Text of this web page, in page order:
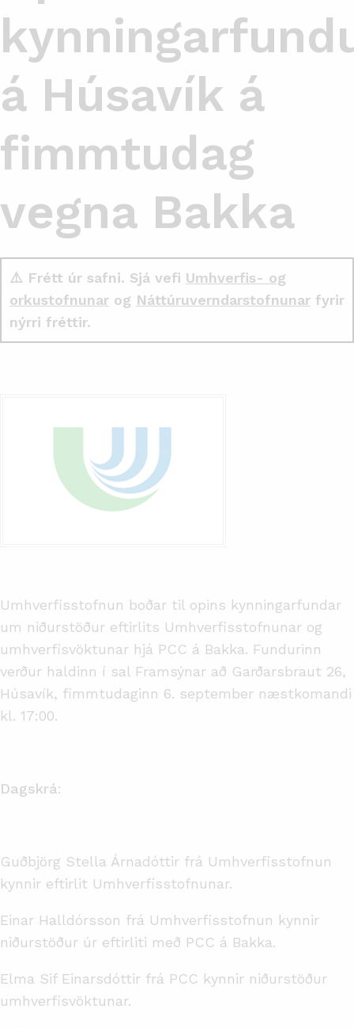
á Húsavík á
fimmtudag
vegna Bakka
⚠️ Frétt úr safni. Sjá vefi Umhverfis- og
orkustofnunar og Náttúruverndarstofnunar fyrir
nýrri fréttir.
Umhverfisstofnun boðar til opins kynningarfundar
um niðurstöður eftirlits Umhverfisstofnunar og
umhverfisvöktunar hjá PCC á Bakka. Fundurinn
verður haldinn í sal Framsýnar að Garðarsbraut 26,
Húsavík, fimmtudaginn 6. september næstkomandi
kl. 17:00.
Dagskrá:
Guðbjörg Stella Árnadóttir frá Umhverfisstofnun
kynnir eftirlit Umhverfisstofnunar.
Einar Halldórsson frá Umhverfisstofnun kynnir
niðurstöður úr eftirliti með PCC á Bakka.
Elma Sif Einarsdóttir frá PCC kynnir niðurstöður
umhverfisvöktunar.